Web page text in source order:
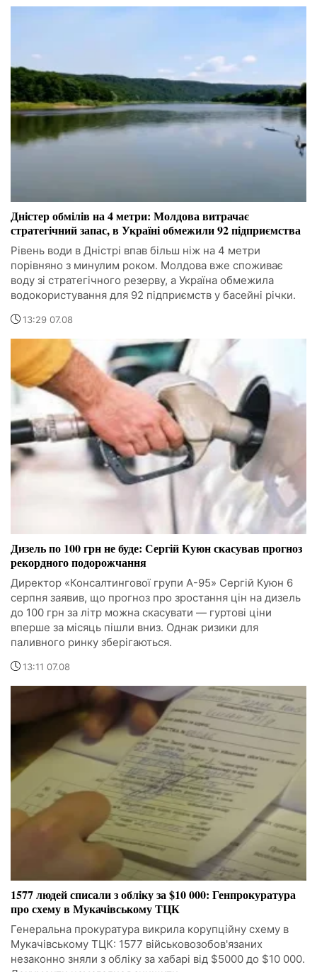
Дністер обмілів на 4 метри: Молдова витрачає
стратегічний запас, в Україні обмежили 92 підприємства
Рівень води в Дністрі впав більш ніж на 4 метри
порівняно з минулим роком. Молдова вже споживає
воду зі стратегічного резерву, а Україна обмежила
водокористування для 92 підприємств у басейні річки.
13:29 07.08
Дизель по 100 грн не буде: Сергій Куюн скасував прогноз
рекордного подорожчання
Директор «Консалтингової групи А-95» Сергій Куюн 6
серпня заявив, що прогноз про зростання цін на дизель
до 100 грн за літр можна скасувати — гуртові ціни
вперше за місяць пішли вниз. Однак ризики для
паливного ринку зберігаються.
13:11 07.08
1577 людей списали з обліку за $10 000: Генпрокуратура
про схему в Мукачівському ТЦК
Генеральна прокуратура викрила корупційну схему в
Мукачівському ТЦК: 1577 військовозобов'язаних
незаконно зняли з обліку за хабарі від $5000 до $10 000.